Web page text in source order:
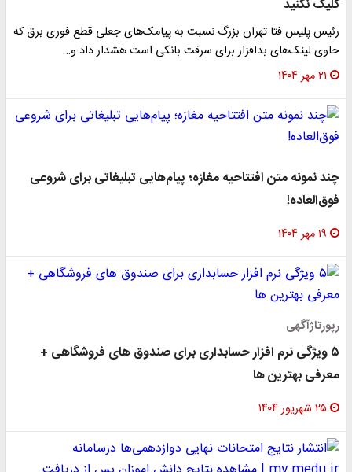
کلیک نکنید
رئیس پلیس فتا تهران بزرگ نسبت به پیامک‌های جعلی قطع فوری برق که
حاوی لینک‌های بدافزار برای سرقت بانکی است هشدار داد و…
۲۱ مهر ۱۴۰۴
چند نمونه متن افتتاحیه مغازه؛ پیام‌هایی تبلیغاتی برای شروعی
فوق‌العاده!
۱۹ مهر ۱۴۰۴
رپورتاژآگهی
۵ ویژگی نرم افزار حسابداری برای صندوق‌ های فروشگاهی +
معرفی بهترین‌ ها
۲۵ شهریور ۱۴۰۴